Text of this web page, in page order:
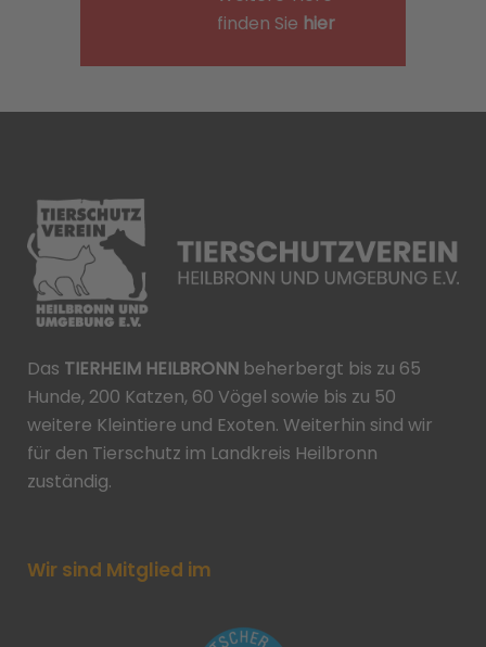
finden Sie hier
Das TIERHEIM HEILBRONN beherbergt bis zu 65
Hunde, 200 Katzen, 60 Vögel sowie bis zu 50
weitere Kleintiere und Exoten. Weiterhin sind wir
für den Tierschutz im Landkreis Heilbronn
zuständig.
Wir sind Mitglied im